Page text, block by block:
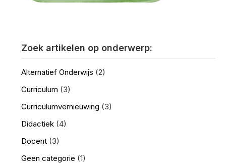
Zoek artikelen op onderwerp:
Alternatief Onderwijs (2)
Curriculum (3)
Curriculumvernieuwing (3)
Didactiek (4)
Docent (3)
Geen categorie (1)